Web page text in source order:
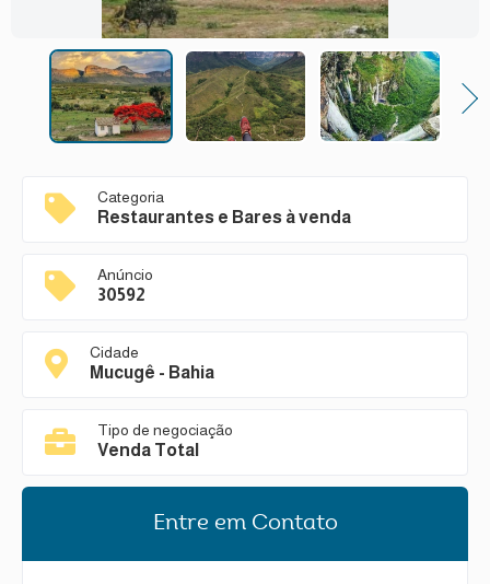
Next
Categoria
Restaurantes e Bares à venda
Anúncio
30592
Cidade
Mucugê - Bahia
Tipo de negociação
Venda Total
Entre em Contato